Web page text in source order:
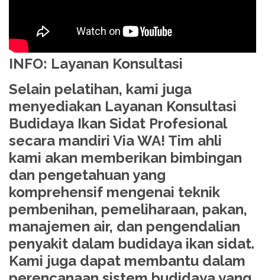
INFO: Layanan Konsultasi
Selain pelatihan, kami juga
menyediakan Layanan Konsultasi
Budidaya Ikan Sidat Profesional
secara mandiri Via WA! Tim ahli
kami akan memberikan bimbingan
dan pengetahuan yang
komprehensif mengenai teknik
pembenihan, pemeliharaan, pakan,
manajemen air, dan pengendalian
penyakit dalam budidaya ikan sidat.
Kami juga dapat membantu dalam